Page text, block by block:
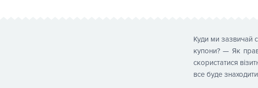
Куди ми зазвичай
купони? — Як
скористатися
все буде